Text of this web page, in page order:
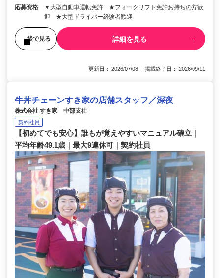
応募資格
▼大型自動車運転免許 ★フォークリフト免許お持ちの方歓
迎 ★大型ドライバー経験者歓迎
後で見る 詳細を見る
更新日： 2026/07/08 掲載終了日： 2026/09/11
牛丼チェーンすき家の店舗スタッフ／深夜
株式会社 すき家 中部支社
契約社員
【初めてでも安心】誰もが覚えやすいマニュアル確立｜
平均年齢49.1歳｜最大9連休可｜契約社員